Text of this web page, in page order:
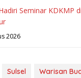
Seminar KDKMP
2026
Sulsel Warisan